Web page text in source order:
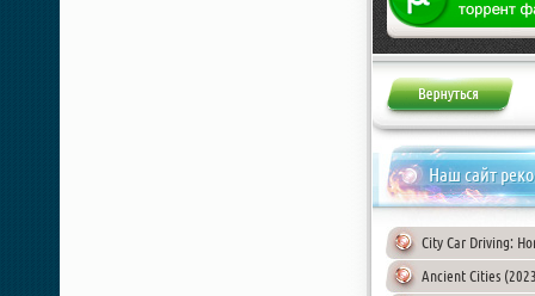
Наш сайт
City Car Driving:
Ancient Cities